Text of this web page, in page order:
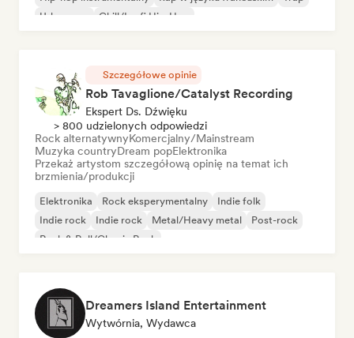
Urban pop
Chill/Lo-fi Hip-Hop
Szczegółowe opinie
Rob Tavaglione/Catalyst Recording
Ekspert Ds. Dźwięku
> 800 udzielonych odpowiedzi
Rock alternatywnyKomercjalny/Mainstream
Muzyka countryDream popElektronika
Przekaż artystom szczegółową opinię na temat ich
brzmienia/produkcji
Elektronika Rock eksperymentalny
Indie folk
Indie rock
Indie rock Metal/Heavy metal
Post-rock
Rock & Roll/Classic Rock
Dreamers Island Entertainment
Wytwórnia, Wydawca